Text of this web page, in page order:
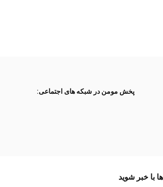
پخش مومن در شبکه های اجتماعی:
با خبر شوید